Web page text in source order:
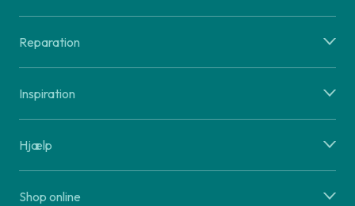
Reparation
Inspiration
Hjælp
Shop online